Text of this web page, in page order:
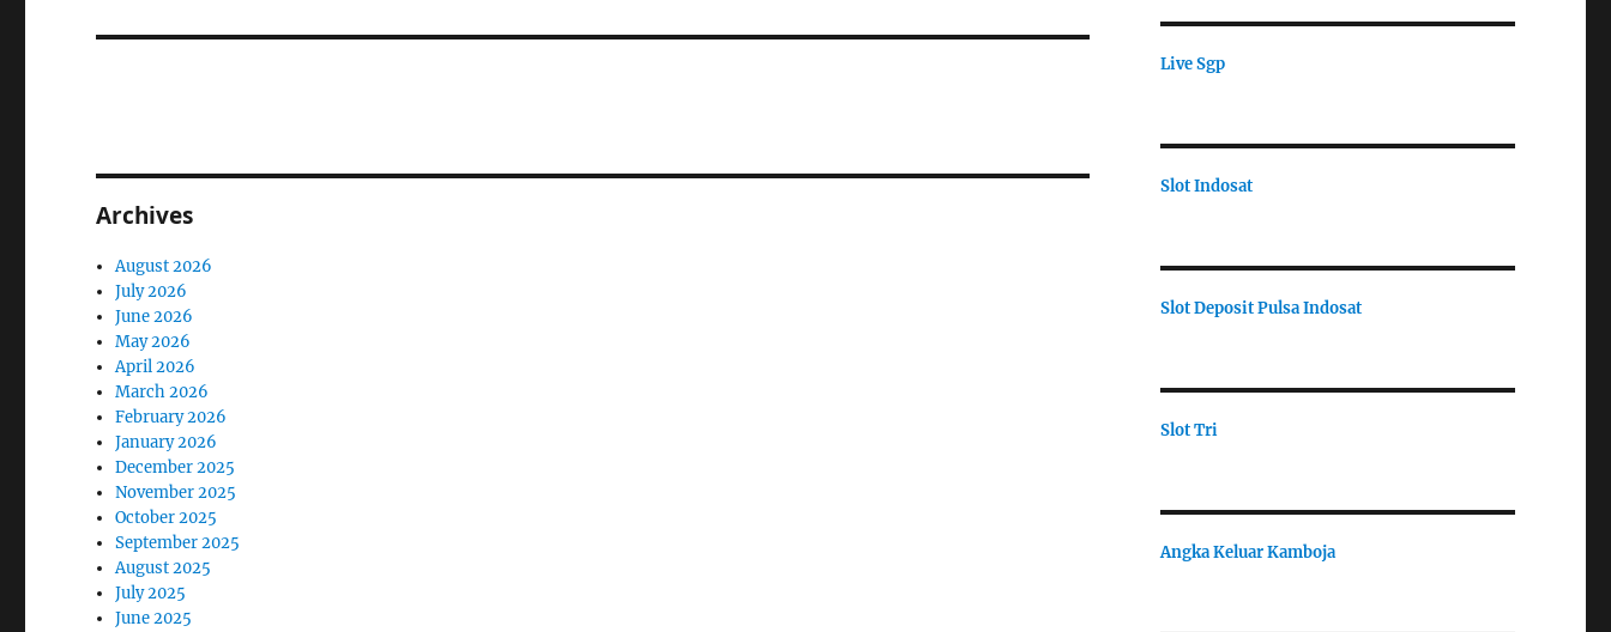
Archives
August 2026
July 2026
June 2026
May 2026
April 2026
March 2026
February 2026
January 2026
December 2025
November 2025
October 2025
September 2025
August 2025
July 2025
June 2025
Live Sgp
Slot Indosat
Slot Deposit Pulsa Indosat
Slot Tri
Angka Keluar Kamboja